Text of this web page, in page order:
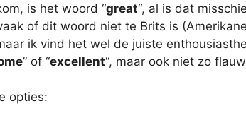
is het woord “great“, al is dat
of dit woord niet te Brits is
ik vind het wel de juiste
” of “excellent“, maar ook niet zo
opties: